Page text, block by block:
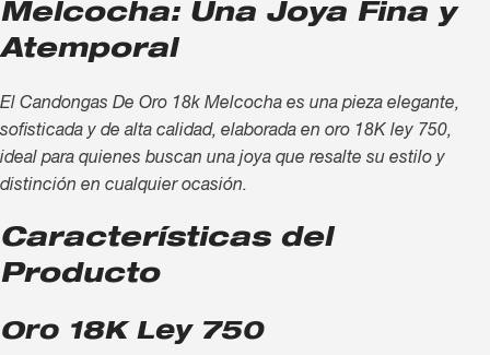
Melcocha: Una Joya Fina y
Atemporal
El Candongas De Oro 18k Melcocha es una pieza elegante,
sofisticada y de alta calidad, elaborada en oro 18K ley 750,
ideal para quienes buscan una joya que resalte su estilo y
distinción en cualquier ocasión.
Características del
Producto
Oro 18K Ley 750